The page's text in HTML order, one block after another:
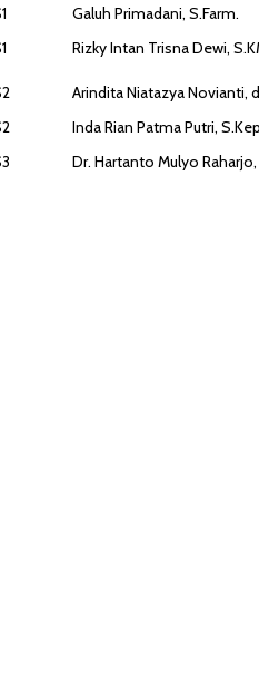
Galuh Primadani, S.Farm.
Rizky Intan Trisna Dewi,
Arindita Niatazya Novianti,
Inda Rian Patma Putri,
Dr. Hartanto Mulyo Raharjo,